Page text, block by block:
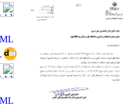
Region (IMEMR)
* Index Copernicus
* J-Gate
* ROAD
* CiteFactor
* Scientific Indexing
Services
* SID